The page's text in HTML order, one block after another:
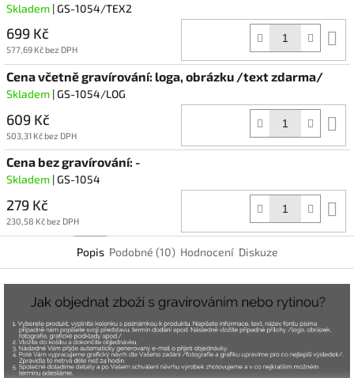
Skladem | GS-1054/TEX2
699 Kč
577,69 Kč bez DPH
Cena včetně gravírování: loga, obrázku /text zdarma/
Skladem | GS-1054/LOG
609 Kč
503,31 Kč bez DPH
Cena bez gravírování: -
Skladem | GS-1054
279 Kč
230,58 Kč bez DPH
Popis Podobné (10) Hodnocení Diskuze